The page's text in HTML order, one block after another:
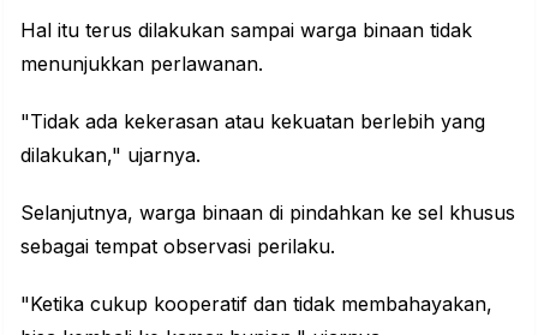
Hal itu terus dilakukan sampai warga binaan tidak
menunjukkan perlawanan.
"Tidak ada kekerasan atau kekuatan berlebih yang
dilakukan," ujarnya.
Selanjutnya, warga binaan di pindahkan ke sel khusus
sebagai tempat observasi perilaku.
"Ketika cukup kooperatif dan tidak membahayakan,